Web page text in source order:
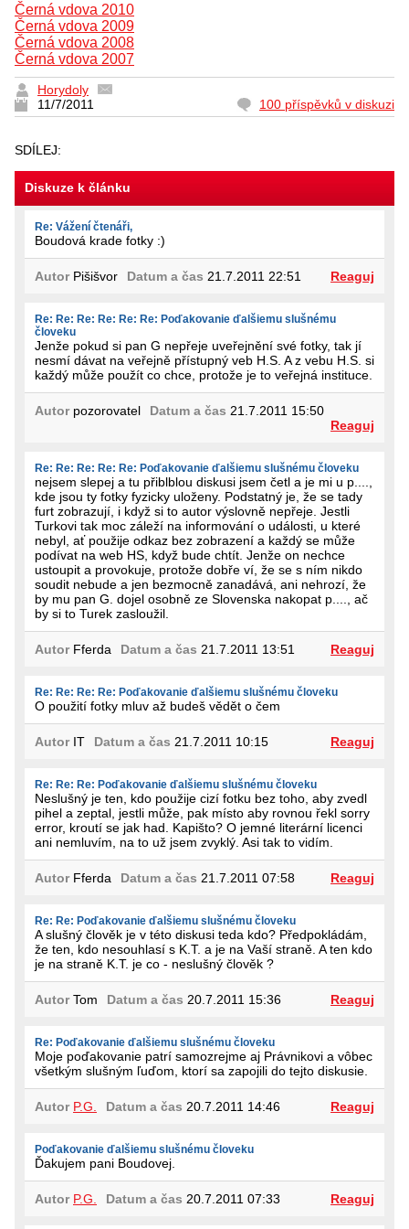
Černá vdova 2010
Černá vdova 2009
Černá vdova 2008
Černá vdova 2007
Horydoly
11/7/2011
100 příspěvků v diskuzi
SDÍLEJ:
Diskuze k článku
Re: Vážení čtenáři,
Boudová krade fotky :)
AutorPišišvor Datum a čas 21.7.2011 22:51 Reaguj
Re: Re: Re: Re: Re: Re: Poďakovanie ďalšiemu slušnému
človeku
Jenže pokud si pan G nepřeje uveřejnění své fotky, tak jí
nesmí dávat na veřejně přístupný veb H.S. A z vebu H.S. si
každý může použít co chce, protože je to veřejná instituce.
Autorpozorovatel Datum a čas 21.7.2011 15:50
Reaguj
Re: Re: Re: Re: Re: Poďakovanie ďalšiemu slušnému človeku
nejsem slepej a tu přiblblou diskusi jsem četl a je mi u p....,
kde jsou ty fotky fyzicky uloženy. Podstatný je, že se tady
furt zobrazují, i když si to autor výslovně nepřeje. Jestli
Turkovi tak moc záleží na informování o události, u které
nebyl, ať použije odkaz bez zobrazení a každý se může
podívat na web HS, když bude chtít. Jenže on nechce
ustoupit a provokuje, protože dobře ví, že se s ním nikdo
soudit nebude a jen bezmocně zanadává, ani nehrozí, že
by mu pan G. dojel osobně ze Slovenska nakopat p...., ač
by si to Turek zasloužil.
AutorFferda Datum a čas 21.7.2011 13:51 Reaguj
Re: Re: Re: Re: Poďakovanie ďalšiemu slušnému človeku
O použití fotky mluv až budeš vědět o čem
AutorIT Datum a čas 21.7.2011 10:15 Reaguj
Re: Re: Re: Poďakovanie ďalšiemu slušnému človeku
Neslušný je ten, kdo použije cizí fotku bez toho, aby zvedl
pihel a zeptal, jestli může, pak místo aby rovnou řekl sorry
error, kroutí se jak had. Kapišto? O jemné literární licenci
ani nemluvím, na to už jsem zvyklý. Asi tak to vidím.
AutorFferda Datum a čas 21.7.2011 07:58 Reaguj
Re: Re: Poďakovanie ďalšiemu slušnému človeku
A slušný člověk je v této diskusi teda kdo? Předpokládám,
že ten, kdo nesouhlasí s K.T. a je na Vaší straně. A ten kdo
je na straně K.T. je co - neslušný člověk ?
AutorTom Datum a čas 20.7.2011 15:36 Reaguj
Re: Poďakovanie ďalšiemu slušnému človeku
Moje poďakovanie patrí samozrejme aj Právnikovi a vôbec
všetkým slušným ľuďom, ktorí sa zapojili do tejto diskusie.
Autor P.G. Datum a čas 20.7.2011 14:46 Reaguj
Poďakovanie ďalšiemu slušnému človeku
Ďakujem pani Boudovej.
Autor P.G. Datum a čas 20.7.2011 07:33 Reaguj